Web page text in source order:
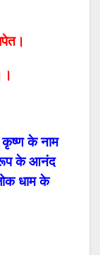
के नाम
रूप के आनंद
धाम के